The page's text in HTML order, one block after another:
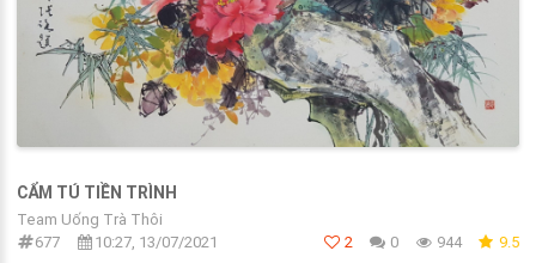
CẨM TÚ TIỀN TRÌNH
Team Uống Trà Thôi
677
10:27, 13/07/2021 2 0 944 9.5